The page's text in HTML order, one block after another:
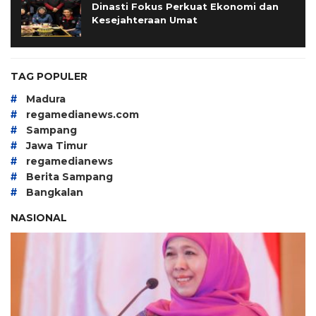
Dinasti Fokus Perkuat Ekonomi dan
Kesejahteraan Umat
TAG POPULER
# Madura
# regamedianews.com
# Sampang
# Jawa Timur
# regamedianews
# Berita Sampang
#
Bangkalan
NASIONAL